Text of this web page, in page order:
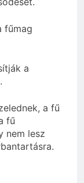
fűmag
a
a fű
fű
nem lesz